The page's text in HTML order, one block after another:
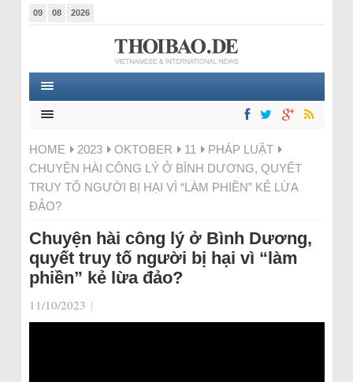
09 08 2026
HOME 2023 OKTOBER 11
PHÁP LUẬT
CHUYỆN HÀI CÔNG LÝ Ở BÌNH DƯƠNG, QUYẾT
TRUY TỐ NGƯỜI BỊ HẠI VÌ “LÀM PHIỀN” KẺ LỪA
ĐẢO?
Chuyện hài công lý ở Bình Dương,
quyết truy tố người bị hại vì “làm
phiền” kẻ lừa đảo?
11/10/2023 |